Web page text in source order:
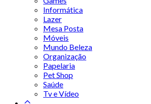
Informática
Lazer
Mesa Posta
Móveis
Mundo Beleza
Organização
Papelaria
Pet Shop
Saúde
Tv e Vídeo